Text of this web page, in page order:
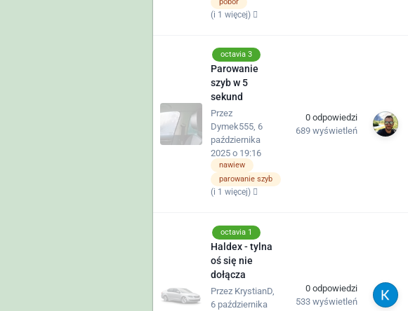
(i 1 więcej)
octavia 3
Parowanie
szyb w 5
sekund
Przez
Dymek555, 6
października
2025 o 19:16
nawiew
parowanie szyb
(i 1 więcej)
0 odpowiedzi
689 wyświetleń
octavia 1
Haldex - tylna
oś się nie
dołącza
Przez KrystianD,
6 października
0 odpowiedzi
533 wyświetleń